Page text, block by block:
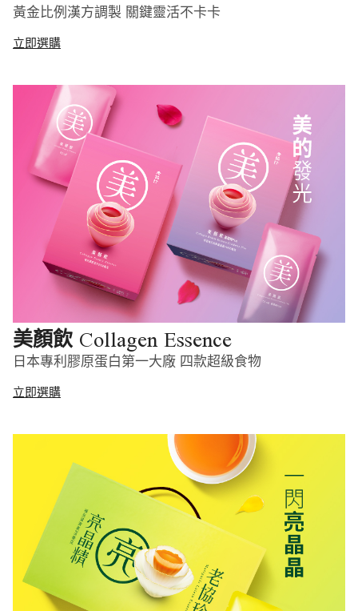
黃金比例漢方調製 關鍵靈活不卡卡
立即選購
美顏飲 Collagen Essence
日本專利膠原蛋白第一大廠 四款超級食物
立即選購